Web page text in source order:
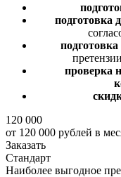
подготовка
проверка
120 000
от 120 000 рублей в
Заказать
Стандарт
Наиболее выгодное